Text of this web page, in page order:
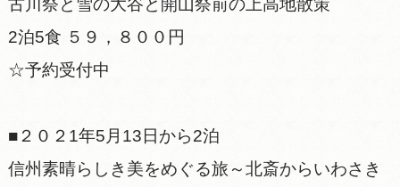
古川祭と雪の大谷と開山祭前の上高地散策
2泊5食 ５９，８００円
☆予約受付中
■２０２1年5月13日から2泊
信州素晴らしき美をめぐる旅～北斎からいわさき